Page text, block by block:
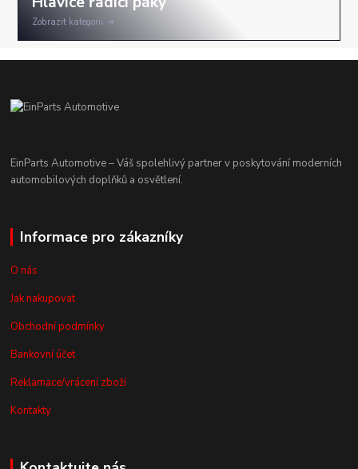
Zobrazit kategorii
EinParts Automotive – Váš spolehlivý partner v poskytování moderních
automobilových doplňků a osvětlení.
Informace pro zákazníky
O nás
Jak nakupovat
Obchodní podmínky
Bankovní účet
Reklamace/vrácení zboží
Kontakty